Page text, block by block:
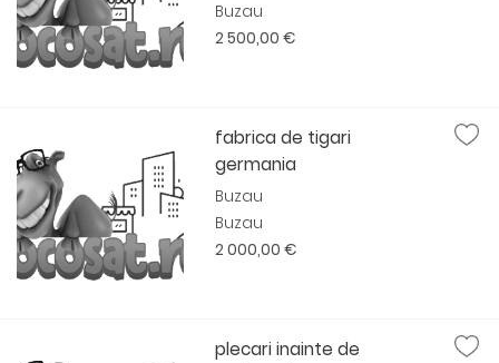
Buzau
2 500,00 €
fabrica de tigari
germania
Buzau
Buzau
2 000,00 €
plecari inainte de